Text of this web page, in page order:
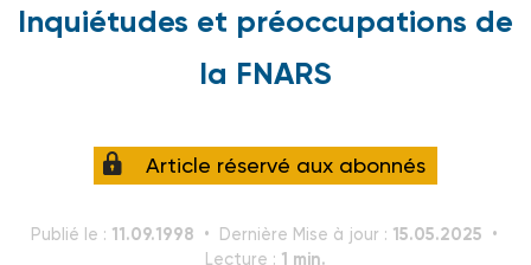
Inquiétudes et préoccupations de
la FNARS
Article réservé aux abonnés
Publié le : 11.09.1998 Dernière Mise à jour : 15.05.2025
Lecture : 1 min.